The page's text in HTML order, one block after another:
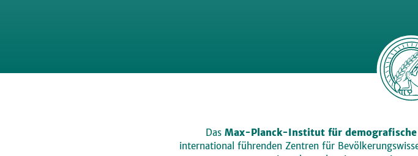
Das Max-Planck-Institut für demografische
international führenden Zentren für